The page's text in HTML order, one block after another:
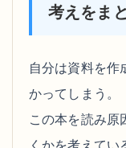
考えをま
自分は資料を作
かってしまう。
この本を読み原